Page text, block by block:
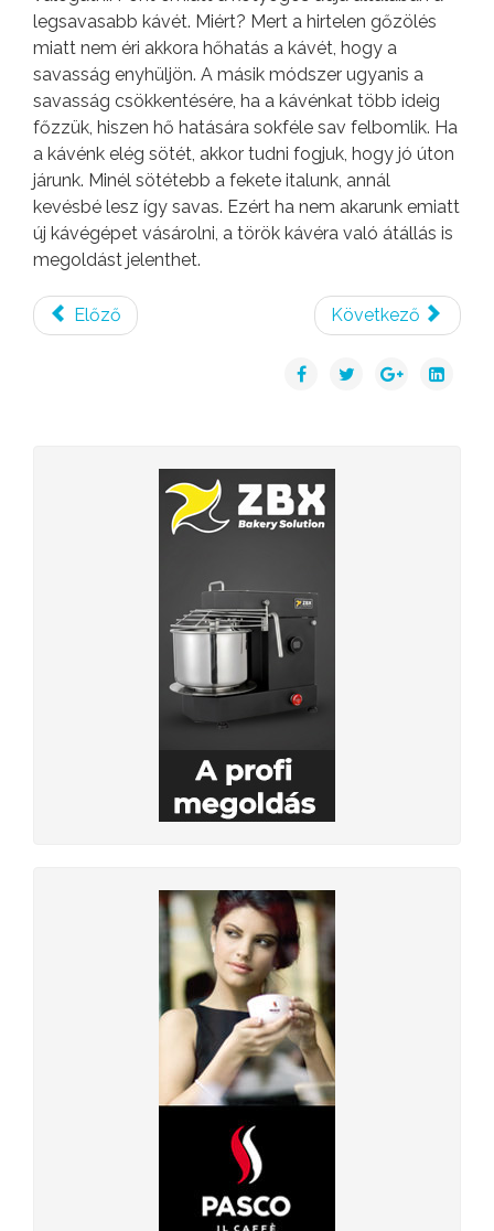
legsavasabb kávét. Miért? Mert a hirtelen gőzölés
miatt nem éri akkora hőhatás a kávét, hogy a
savasság enyhüljön. A másik módszer ugyanis a
savasság csökkentésére, ha a kávénkat több ideig
főzzük, hiszen hő hatására sokféle sav felbomlik. Ha
a kávénk elég sötét, akkor tudni fogjuk, hogy jó úton
járunk. Minél sötétebb a fekete italunk, annál
kevésbé lesz így savas. Ezért ha nem akarunk emiatt
új kávégépet vásárolni, a török kávéra való átállás is
megoldást jelenthet.
Előző Következő